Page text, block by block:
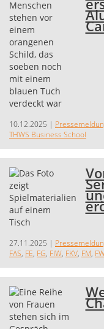
10.12.2025 |
THWS Business School
27.11.2025 |
FAS, FE, FG, FIW, FKV, FM,